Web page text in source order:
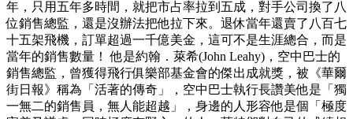
年，只用五年多時間，就把市占率拉到五成，對手公司換了八
位銷售總監，還是沒辦法把他拉下來。退休當年還賣了八百七
十五架飛機，訂單超過一千億美金，這可不是生涯總合，而是
當年的銷售數量！ 他是約翰．萊希(John Leahy)，空中巴士的
銷售總監，曾獲得飛行俱樂部基金會的傑出成就獎，被《華爾
街日報》稱為「活著的傳奇」，空中巴士執行長讚美他是「獨
一無二的銷售員，無人能超越」，身邊的人形容他是個「極度